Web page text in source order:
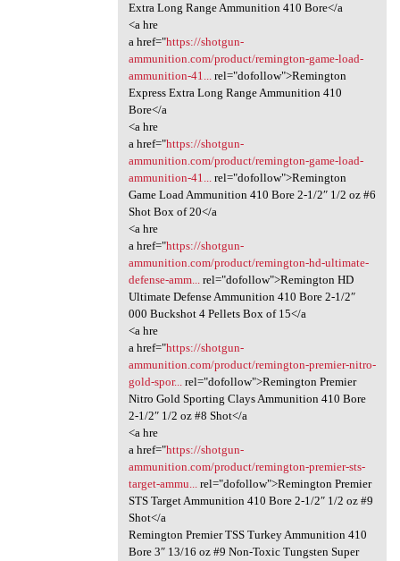
Extra Long Range Ammunition 410 Bore</a
<a hre
a href="https://shotgun-
ammunition.com/product/remington-game-load-
ammunition-41...rel="dofollow">Remington
Express Extra Long Range Ammunition 410
Bore</a
<a hre
a href="https://shotgun-
ammunition.com/product/remington-game-load-
ammunition-41...rel="dofollow">Remington
Game Load Ammunition 410 Bore 2-1/2″ 1/2 oz #6
Shot Box of 20</a
<a hre
a href="https://shotgun-
ammunition.com/product/remington-hd-ultimate-
defense-amm...rel="dofollow">Remington HD
Ultimate Defense Ammunition 410 Bore 2-1/2″
000 Buckshot 4 Pellets Box of 15</a
<a hre
a href="https://shotgun-
ammunition.com/product/remington-premier-nitro-
gold-spor...rel="dofollow">Remington Premier
Nitro Gold Sporting Clays Ammunition 410 Bore
2-1/2″ 1/2 oz #8 Shot</a
<a hre
a href="https://shotgun-
ammunition.com/product/remington-premier-sts-
target-ammu...rel="dofollow">Remington Premier
STS Target Ammunition 410 Bore 2-1/2″ 1/2 oz #9
Shot</a
Remington Premier TSS Turkey Ammunition 410
Bore 3″ 13/16 oz #9 Non-Toxic Tungsten Super